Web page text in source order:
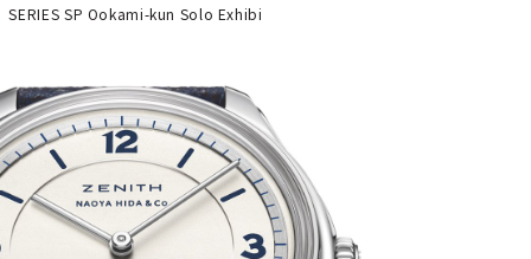
SERIES SP Ookami-kun Solo Exhibi